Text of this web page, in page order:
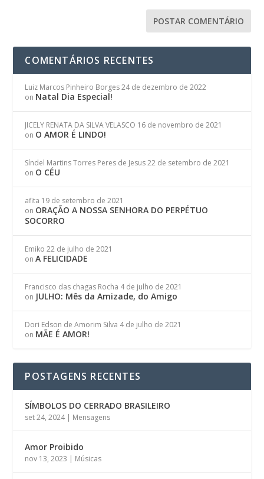
COMENTÁRIOS RECENTES
Luiz Marcos Pinheiro Borges 24 de dezembro de 2022
on Natal Dia Especial!
JICELY RENATA DA SILVA VELASCO 16 de novembro de 2021
on O AMOR É LINDO!
Síndel Martins Torres Peres de Jesus 22 de setembro de 2021
on O CÉU
afita 19 de setembro de 2021
on ORAÇÃO A NOSSA SENHORA DO PERPÉTUO
SOCORRO
Emiko 22 de julho de 2021
onA FELICIDADE
Francisco das chagas Rocha 4 de julho de 2021
on JULHO: Mês da Amizade, do Amigo
Dori Edson de Amorim Silva 4 de julho de 2021
on MÃE É AMOR!
POSTAGENS RECENTES
SÍMBOLOS DO CERRADO BRASILEIRO
set 24, 2024| Mensagens
Amor Proibido
nov 13, 2023 | Músicas